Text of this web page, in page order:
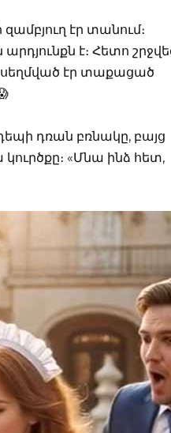
էր տանում։
է։ Հետո
սեղմված էր տաքացած
դռան բռնակը, բայց
«Մնա ինձ հետ,